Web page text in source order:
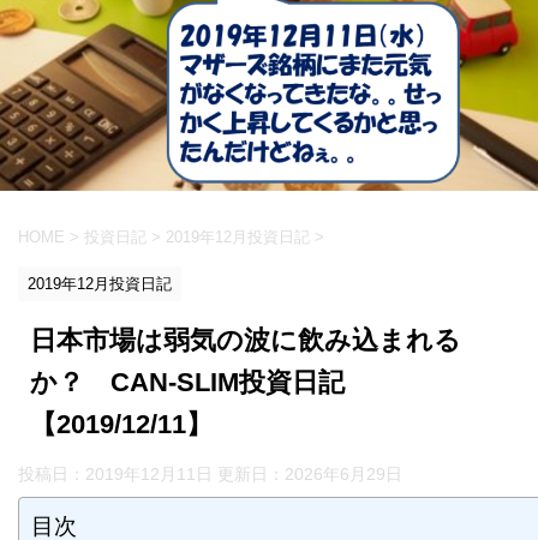
HOME > 投資日記 > 2019年12月投資日記 >
2019年12月投資日記
日本市場は弱気の波に飲み込まれる
か？ CAN-SLIM投資日記
【2019/12/11】
投稿日：2019年12月11日 更新日： 2026年6月29日
目次